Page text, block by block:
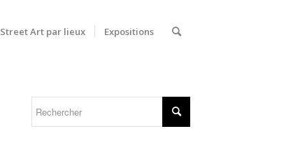
Street Art par lieux Expositions